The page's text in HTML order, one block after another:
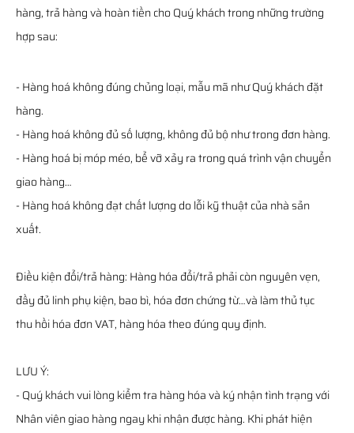
hàng, trả hàng và hoàn tiền cho Quý khách trong những trường
hợp sau:
- Hàng hoá không đúng chủng loại, mẫu mã như Quý khách đặt
hàng.
- Hàng hoá không đủ số lượng, không đủ bộ như trong đơn hàng.
- Hàng hoá bị móp méo, bể vỡ xảy ra trong quá trình vận chuyển
giao hàng…
- Hàng hoá không đạt chất lượng do lỗi kỹ thuật của nhà sản
xuất.
Điều kiện đổi/trả hàng: Hàng hóa đổi/trả phải còn nguyên vẹn,
đầy đủ linh phụ kiện, bao bì, hóa đơn chứng từ…và làm thủ tục
thu hồi hóa đơn VAT, hàng hóa theo đúng quy định.
LƯU Ý:
- Quý khách vui lòng kiểm tra hàng hóa và ký nhận tình trạng với
Nhân viên giao hàng ngay khi nhận được hàng. Khi phát hiện